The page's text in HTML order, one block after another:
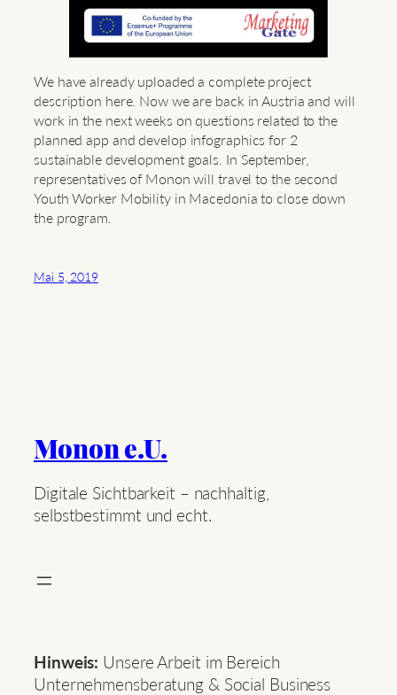
We have already uploaded a complete project
description here. Now we are back in Austria and will
work in the next weeks on questions related to the
planned app and develop infographics for 2
sustainable development goals. In September,
representatives of Monon will travel to the second
Youth Worker Mobility in Macedonia to close down
the program.
Mai 5, 2019
Monon e.U.
Digitale Sichtbarkeit – nachhaltig,
selbstbestimmt und echt.
Hinweis: Unsere Arbeit im Bereich
Unternehmensberatung & Social Business